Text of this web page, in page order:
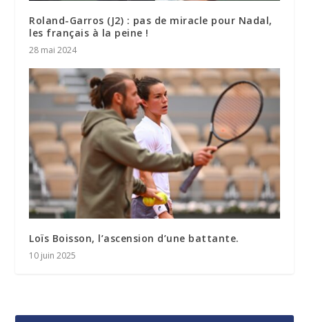
Roland-Garros (J2) : pas de miracle pour Nadal,
les français à la peine !
28 mai 2024
Loïs Boisson, l’ascension d’une battante.
10 juin 2025